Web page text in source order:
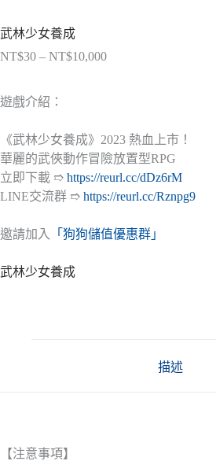
武林少女養成
NT$30 – NT$10,000價
NT$30
到
NT$10,000
遊戲介紹：
《武林少女養成》2023 熱血上市！
華麗的武俠動作冒險放置型RPG
立即下載 ➱ https://reurl.cc/dDz6rM
LINE交流群 ➱ https://reurl.cc/Rznpg9
邀請加入 「狗狗儲值優惠群」
武林少女養成
描述
【注意事項】